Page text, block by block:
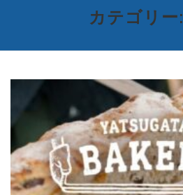
宿泊案内 施設案内
カテゴリー: